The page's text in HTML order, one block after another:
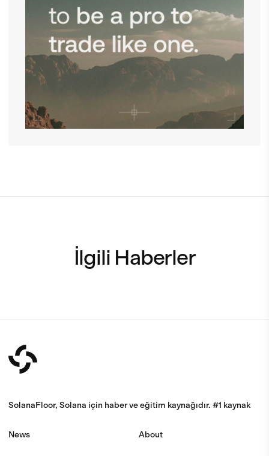
İlgili Haberler
SolanaFloor, Solana için haber ve eğitim kaynağıdır. #1 kaynak
News About